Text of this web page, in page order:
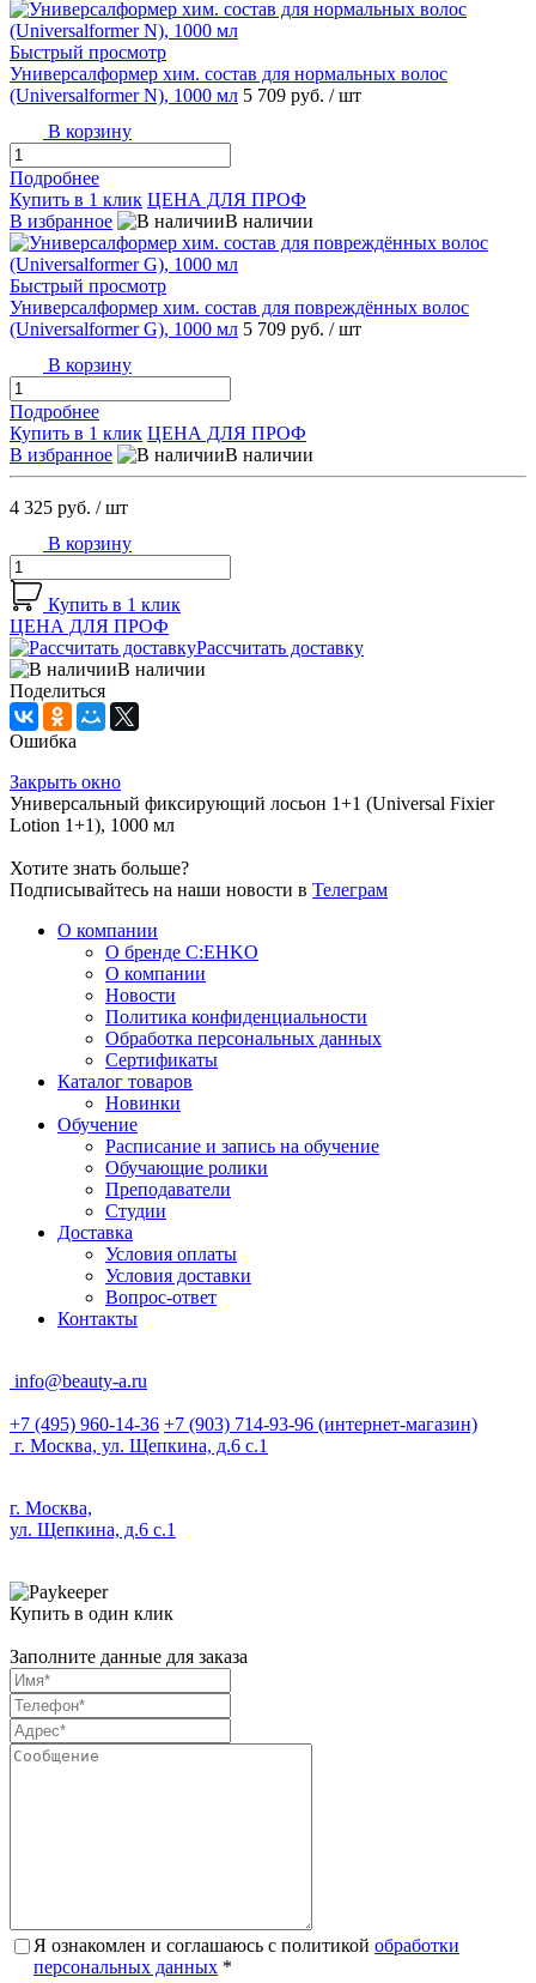
Быстрый просмотр
Универсалформер хим. состав для нормальных волос
(Universalformer N), 1000 мл 5 709 руб. / шт
В корзину
Подробнее
Купить в 1 клик ЦЕНА ДЛЯ ПРОФ
В избранное
В наличии
Быстрый просмотр
Универсалформер хим. состав для повреждённых волос
(Universalformer G), 1000 мл 5 709 руб. / шт
В корзину
Подробнее
Купить в 1 клик ЦЕНА ДЛЯ ПРОФ
В избранное
В наличии
4 325 руб. / шт
В корзину
Купить в 1 клик
ЦЕНА ДЛЯ ПРОФ
Рассчитать доставку
В наличии
Поделиться
Ошибка
Закрыть окно
Универсальный фиксирующий лосьон 1+1 (Universal Fixier
Lotion 1+1), 1000 мл
Хотите знать больше?
Подписывайтесь на наши новости в Телеграм
О компании
О бренде C:EHKO
О компании
Новости
Политика конфиденциальности
Обработка персональных данных
Сертификаты
Каталог товаров
Новинки
Обучение
Расписание и запись на обучение
Обучающие ролики
Преподаватели
Студии
Доставка
Условия оплаты
Условия доставки
Вопрос-ответ
Контакты
info@beauty-a.ru
+7 (495) 960-14-36 +7 (903) 714-93-96 (интернет-магазин)
г. Москва, ул. Щепкина, д.6 с.1
г. Москва,
ул. Щепкина, д.6 с.1
Купить в один клик
Заполните данные для заказа
Я ознакомлен и соглашаюсь с политикой обработки
персональных данных *